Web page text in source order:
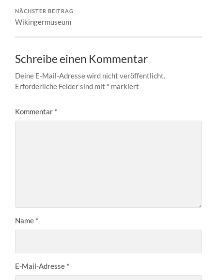
NÄCHSTER BEITRAG
Wikingermuseum
Schreibe einen Kommentar
Deine E-Mail-Adresse wird nicht veröffentlicht.
Erforderliche Felder sind mit * markiert
Kommentar *
Name *
E-Mail-Adresse *